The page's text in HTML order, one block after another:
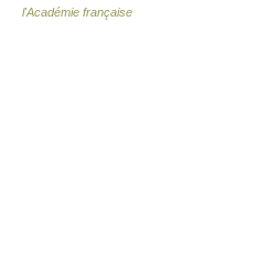
l'Académie française